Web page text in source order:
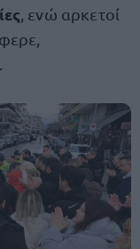
, ενώ αρκετοί